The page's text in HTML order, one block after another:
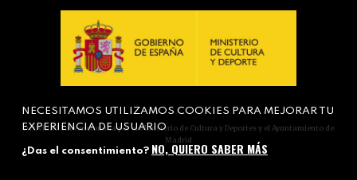
Actividad subvencionada por el Ministerio de Cultura y Deportes y el Ayuntamiento de
Madrid
NECESITAMOS UTILIZAMOS COOKIES PARA MEJORAR TU
EXPERIENCIA DE USUARIO
¿Das el consentimiento? NO, QUIERO SABER MÁS